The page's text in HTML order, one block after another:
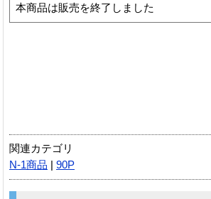
本商品は販売を終了しました
関連カテゴリ
N-1商品
90P